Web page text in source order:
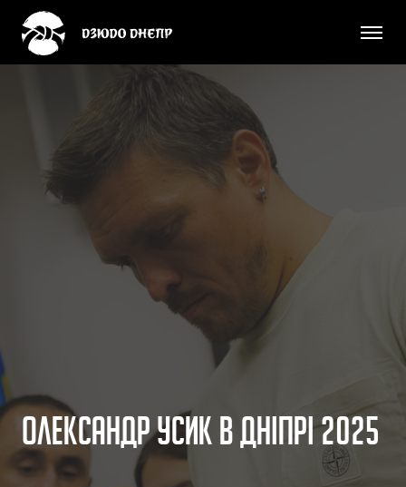
Олекса ндрУси к в Дн рі2025